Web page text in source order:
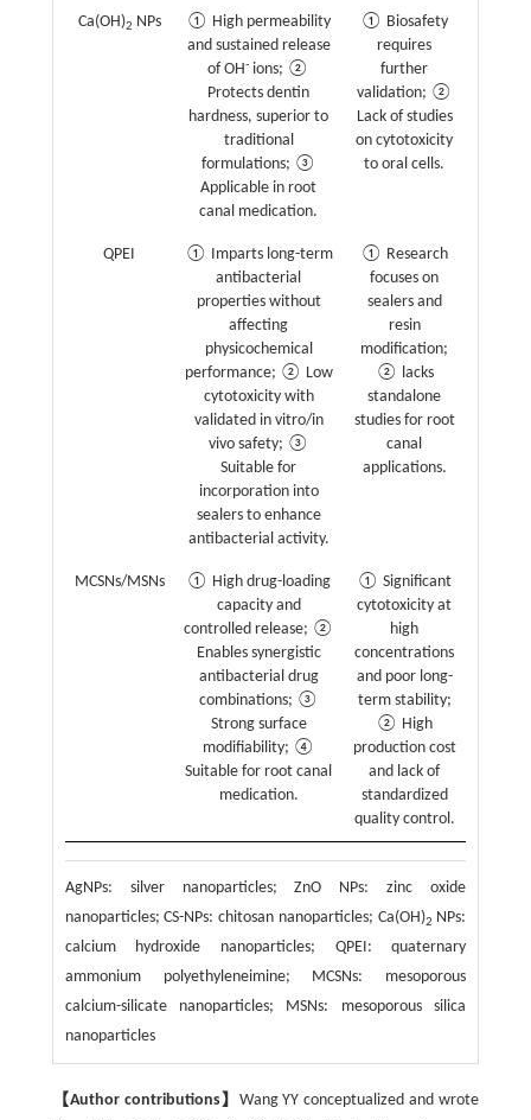
Ca(OH)2 NPs
① High permeability
and sustained release
of OH- ions; ②
Protects dentin
hardness, superior to
traditional
formulations; ③
Applicable in root
canal medication.
① Biosafety
requires
further
validation; ②
Lack of studies
on cytotoxicity
to oral cells.
QPEI
① Imparts long-term
antibacterial
properties without
affecting
physicochemical
performance; ② Low
cytotoxicity with
validated in vitro/in
vivo safety; ③
Suitable for
incorporation into
sealers to enhance
antibacterial activity.
① Research
focuses on
sealers and
resin
modification;
② lacks
standalone
studies for root
canal
applications.
MCSNs/MSNs
① High drug-loading
capacity and
controlled release; ②
Enables synergistic
antibacterial drug
combinations; ③
Strong surface
modifiability; ④
Suitable for root canal
medication.
① Significant
cytotoxicity at
high
concentrations
and poor long-
term stability;
② High
production cost
and lack of
standardized
quality control.
AgNPs: silver nanoparticles; ZnO NPs: zinc oxide
nanoparticles; CS-NPs: chitosan nanoparticles; Ca(OH)2 NPs:
calcium hydroxide nanoparticles; QPEI: quaternary
ammonium polyethyleneimine; MCSNs: mesoporous
calcium-silicate nanoparticles; MSNs: mesoporous silica
nanoparticles
【Author contributions】 Wang YY conceptualized and wrote